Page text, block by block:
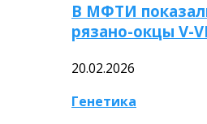
В МФТИ
рязано-окцы V-
20.02.2026
Генетика